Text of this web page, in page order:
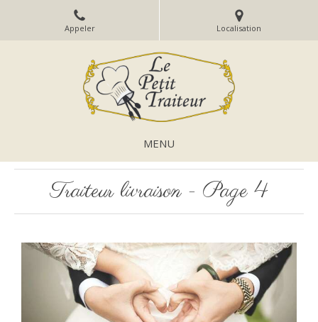
Appeler Localisation
MENU
Traiteur livraison - Page 4